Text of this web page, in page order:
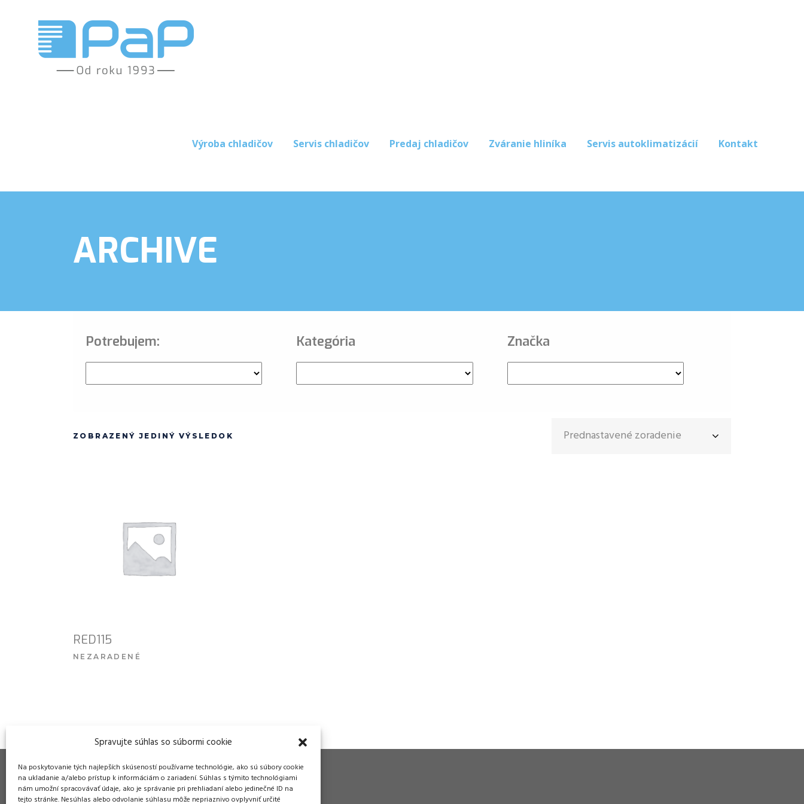
Spravujte súhlas so súbormi cookie
Na poskytovanie tých najlepších skúseností používame technológie, ako sú súbory cookie
na ukladanie a/alebo prístup k informáciám o zariadení. Súhlas s týmito technológiami
nám umožní spracovávať údaje, ako je správanie pri prehliadaní alebo jedinečné ID na
tejto stránke. Nesúhlas alebo odvolanie súhlasu môže nepriaznivo ovplyvniť určité
Výroba chladičov Servis chladičov Predaj chladičov Zváranie hliníka Servis autoklimatizácií Kontakt
ARCHIVE
Potrebujem: Kategória Značka
ZOBRAZENÝ JEDINÝ VÝSLEDOK Prednastavené zoradenie
RED115
NEZARADENÉ